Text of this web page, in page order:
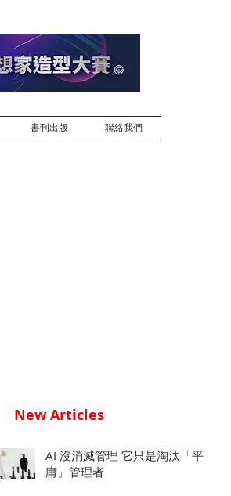
書刊出版 聯絡我們
New Articles
AI 沒消滅管理 它只是淘汰「平
庸」管理者